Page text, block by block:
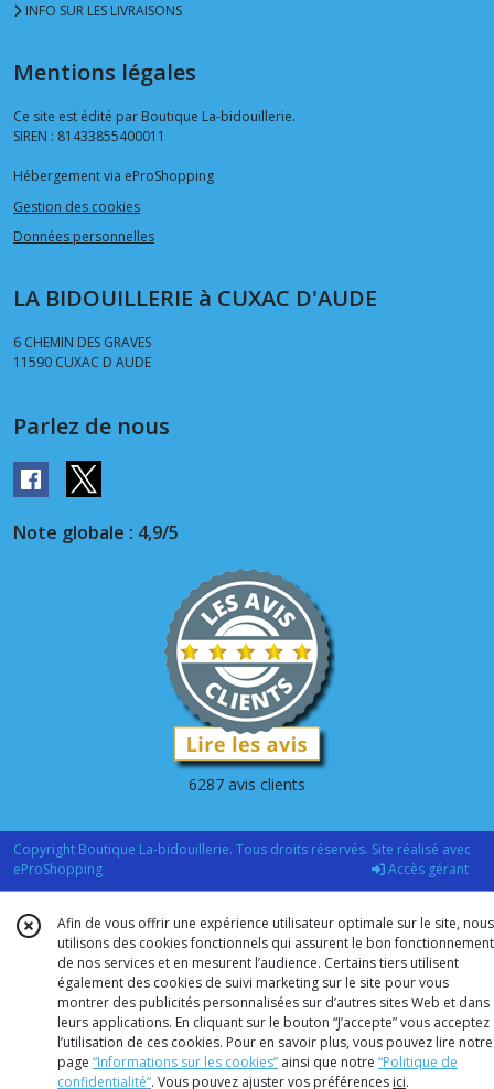
INFO SUR LES LIVRAISONS
Mentions légales
Ce site est édité par Boutique La-bidouillerie.
SIREN : 81433855400011
Hébergement via eProShopping
Gestion des cookies
Données personnelles
LA BIDOUILLERIE à CUXAC D'AUDE
6 CHEMIN DES GRAVES
11590 CUXAC D AUDE
Parlez de nous
Note globale : 4,9/5
6287 avis clients
Copyright Boutique La-bidouillerie. Tous droits réservés. Site réalisé avec
eProShopping
Accès gérant
Afin de vous offrir une expérience utilisateur optimale sur le site, nous
utilisons des cookies fonctionnels qui assurent le bon fonctionnement
de nos services et en mesurent l’audience. Certains tiers utilisent
également des cookies de suivi marketing sur le site pour vous
montrer des publicités personnalisées sur d’autres sites Web et dans
leurs applications. En cliquant sur le bouton “J’accepte” vous acceptez
l’utilisation de ces cookies. Pour en savoir plus, vous pouvez lire notre
page “Informations sur les cookies” ainsi que notre “Politique de
confidentialité“. Vous pouvez ajuster vos préférences ici.